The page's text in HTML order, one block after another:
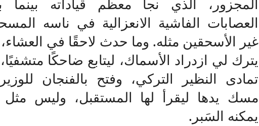
المجزور، الذي نجا معظم قياداته
العصابات الفاشية الانعزالية في ناسه
غير الأسحقين مثله. وما حدث لاحقًا في
يترك لي ازدراد الأسماك، ليتابع ضاحكًا
تمادى النظير التركي، وفتح بالفنجان
مسك يدها ليقرأ لها المستقبل، وليس
يمكنه السَبر.